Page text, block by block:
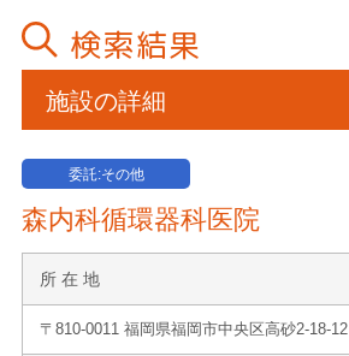
検索結果
施設の詳細
委託:その他
森内科循環器科医院
所 在 地
〒810-0011 福岡県福岡市中央区高砂2-18-12